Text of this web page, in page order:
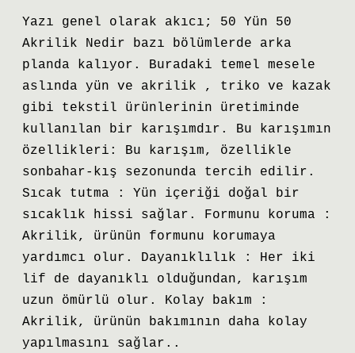
Yazı genel olarak akıcı; 50 Yün 50
Akrilik Nedir bazı bölümlerde arka
planda kalıyor. Buradaki temel mesele
aslında yün ve akrilik , triko ve kazak
gibi tekstil ürünlerinin üretiminde
kullanılan bir karışımdır. Bu karışımın
özellikleri: Bu karışım, özellikle
sonbahar-kış sezonunda tercih edilir.
Sıcak tutma : Yün içeriği doğal bir
sıcaklık hissi sağlar. Formunu koruma :
Akrilik, ürünün formunu korumaya
yardımcı olur. Dayanıklılık : Her iki
lif de dayanıklı olduğundan, karışım
uzun ömürlü olur. Kolay bakım :
Akrilik, ürünün bakımının daha kolay
yapılmasını sağlar..